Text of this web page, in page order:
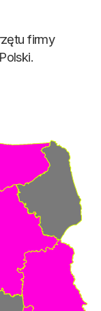
firmy